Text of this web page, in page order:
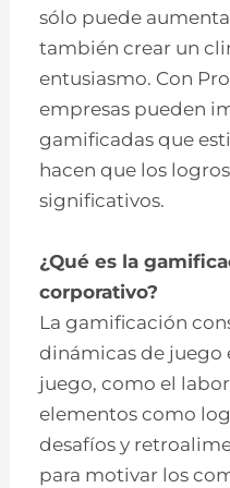
sólo puede
también crear un
entusiasmo. Con
empresas pueden
gamificadas que
hacen que los
significativos.
¿Qué es la
corporativo?
La gamificación
dinámicas de juego
juego, como el
elementos como
desafíos y
para motivar los